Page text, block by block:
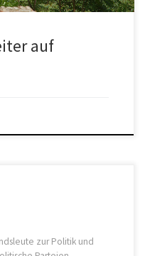
auf
zur Politik und